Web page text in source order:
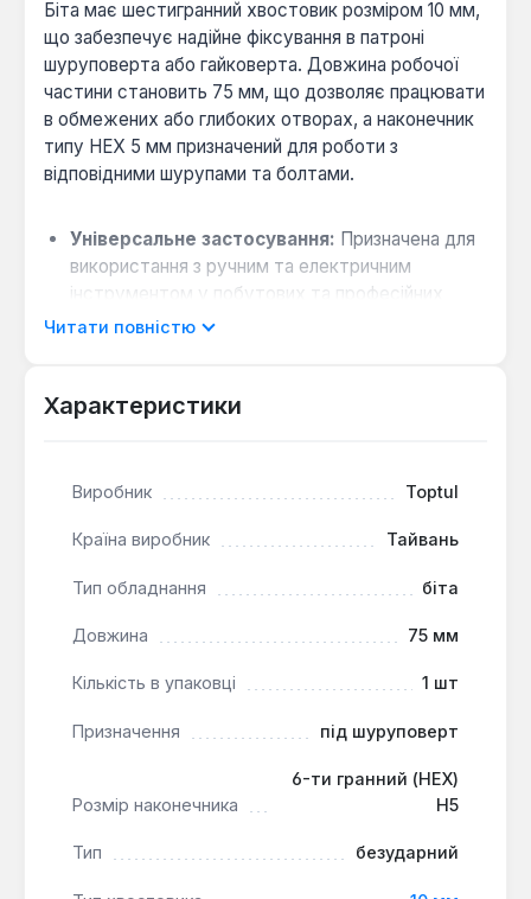
Біта має шестигранний хвостовик розміром 10 мм,
що забезпечує надійне фіксування в патроні
шуруповерта або гайковерта. Довжина робочої
частини становить 75 мм, що дозволяє працювати
в обмежених або глибоких отворах, а наконечник
типу HEX 5 мм призначений для роботи з
відповідними шурупами та болтами.
Універсальне застосування: Призначена для
використання з ручним та електричним
інструментом у побутових та професійних
умовах для збірки меблів, ремонтних та
Виконана в безударному (статичному) типі, що
забезпечуючи точне закручування.
інструментальної сталі, що підвищує стійкість
використанні.
надійного витратного матеріалу для щоденної
роботи з кріпленнями. Вона є стандартним
глибоких пазів або необхідно уникнути
пошкодження голівки кріплення.
Читати повністю
Характеристики
Виробник Toptul
Країна виробник Тайвань
Тип обладнання біта
Довжина 75 мм
Кількість в упаковці 1 шт
Призначення під шуруповерт
Розмір наконечника
6-ти гранний (HEX)
Н5
Тип безударний